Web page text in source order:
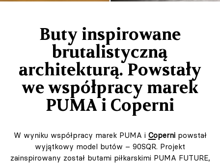
Buty inspirowane
brutalistyczną
architekturą. Powstały
we współpracy marek
PUMA i Coperni
W wyniku współpracy marek PUMA i Copernipowstał
wyjątkowy model butów – 90SQR. Projekt
zainspirowany został butami piłkarskimi PUMA FUTURE,